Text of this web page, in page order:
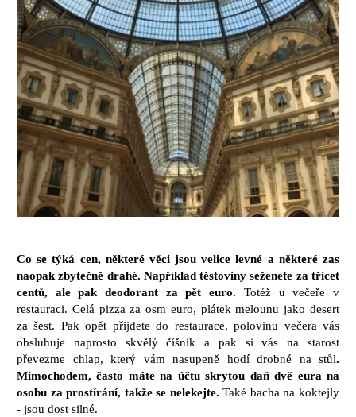
Co se týká cen, některé věci jsou velice levné a některé zas
naopak zbytečně drahé. Například těstoviny seženete za třicet
centů, ale pak deodorant za pět euro. Totéž u večeře v
restauraci. Celá pizza za osm euro, plátek melounu jako desert
za šest. Pak opět přijdete do restaurace, polovinu večera vás
obsluhuje naprosto skvělý číšník a pak si vás na starost
převezme chlap, který vám nasupeně hodí drobné na stůl.
Mimochodem, často máte na účtu skrytou daň dvě eura na
osobu za prostírání, takže se nelekejte. Také bacha na koktejly
- jsou dost silné.